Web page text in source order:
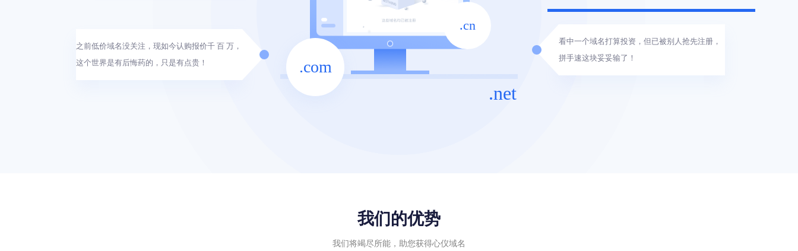
.cn
.com
.net
看中一个域名打算投资，但已被别人抢先注册，
拼手速这块妥妥输了！
之前低价域名没关注，现如今认购报价千 百 万，
这个世界是有后悔药的，只是有点贵！
我们的优势
我们将竭尽所能，助您获得心仪域名